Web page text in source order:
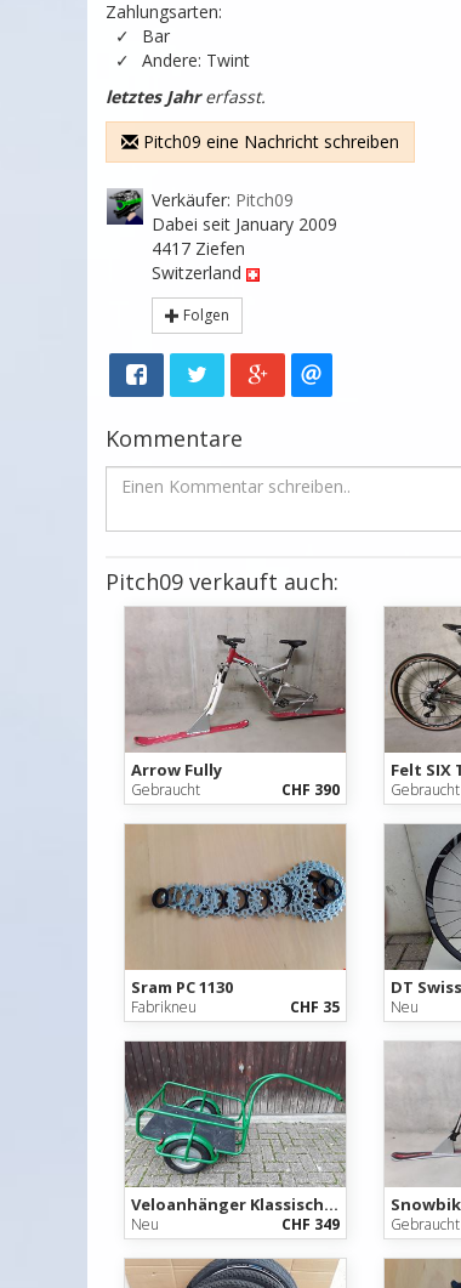
Zahlungsarten:
Bar
Andere: Twint
letztes Jahrerfasst.
Pitch09 eine Nachricht schreiben
Verkäufer: Pitch09
Dabei seit January 2009
4417 Ziefen
Switzerland
Folgen
Kommentare
Pitch09 verkauft auch:
Arrow Fully
Gebraucht CHF 390
Felt SIX
Gebraucht
Sram PC 1130
Fabrikneu CHF 35 Neu
Veloanhänger Klassischer Anhänger
Neu CHF 349 Gebraucht